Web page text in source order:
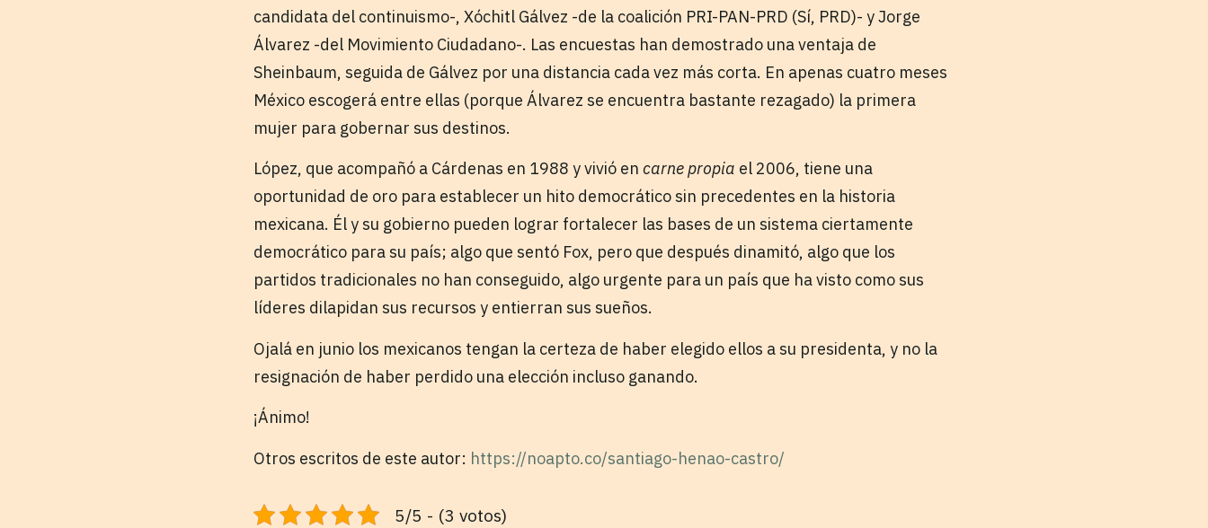
candidata del continuismo-, Xóchitl Gálvez -de la coalición PRI-PAN-PRD (Sí, PRD)- y Jorge
Álvarez -del Movimiento Ciudadano-. Las encuestas han demostrado una ventaja de
Sheinbaum, seguida de Gálvez por una distancia cada vez más corta. En apenas cuatro meses
México escogerá entre ellas (porque Álvarez se encuentra bastante rezagado) la primera
mujer para gobernar sus destinos.
López, que acompañó a Cárdenas en 1988 y vivió en carne propia el 2006, tiene una
oportunidad de oro para establecer un hito democrático sin precedentes en la historia
mexicana. Él y su gobierno pueden lograr fortalecer las bases de un sistema ciertamente
democrático para su país; algo que sentó Fox, pero que después dinamitó, algo que los
partidos tradicionales no han conseguido, algo urgente para un país que ha visto como sus
líderes dilapidan sus recursos y entierran sus sueños.
Ojalá en junio los mexicanos tengan la certeza de haber elegido ellos a su presidenta, y no la
resignación de haber perdido una elección incluso ganando.
¡Ánimo!
Otros escritos de este autor: https://noapto.co/santiago-henao-castro/
5/5 - (3 votos)